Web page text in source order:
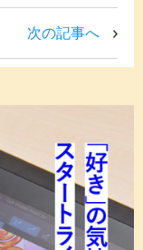
次の記事へ